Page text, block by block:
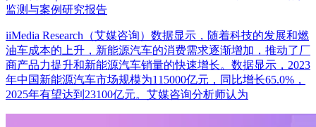
监测与案例研究报告
iiMedia Research（艾媒咨询）数据显示，随着科技的发展和燃
油车成本的上升，新能源汽车的消费需求逐渐增加，推动了厂
商产品力提升和新能源汽车销量的快速增长。数据显示，2023
年中国新能源汽车市场规模为115000亿元，同比增长65.0%，
2025年有望达到23100亿元。艾媒咨询分析师认为